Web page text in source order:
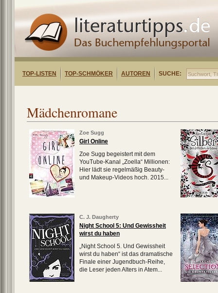
TOP-LISTEN TOP-SCHMÖKER AUTOREN SUCHE:
Mädchenromane
Zoe Sugg
Girl Online
Zoe Sugg begeistert mit dem
YouTube-Kanal „Zoella“ Millionen:
Hier lädt sie regelmäßig Beauty-
und Makeup-Videos hoch. 2015...
C. J. Daugherty
Night School 5: Und Gewissheit
wirst du haben
„Night School 5. Und Gewissheit
wirst du haben“ ist das dramatische
Finale einer Jugendbuch-Reihe,
die Leser jeden Alters in Atem...